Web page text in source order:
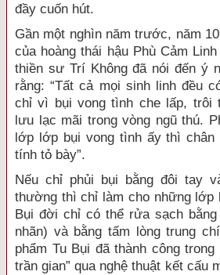
đầy cuốn hút.
Gần một nghìn năm trước, năm
của hoàng thái hậu Phù Cảm
thiền sư Trí Không đã nói đến ý
rằng: “Tất cả mọi sinh linh đều
chỉ vì bụi vong tình che lấp, trôi
lưu lạc mãi trong vòng ngũ thú.
lớp lớp bụi vong tình ấy thì chân
tính tỏ bày”.
Nếu chỉ phủi bụi bằng đôi tay
thường thì chỉ làm cho những lớp
Bụi đời chỉ có thể rửa sạch
nhãn) và bằng tấm lòng trung
phẩm Tu Bụi đã thành công
trần gian” qua nghệ thuật kết cấu